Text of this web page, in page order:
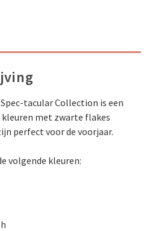
tacular Collection is een
met zwarte flakes
perfect voor de voorjaar.
volgende kleuren: